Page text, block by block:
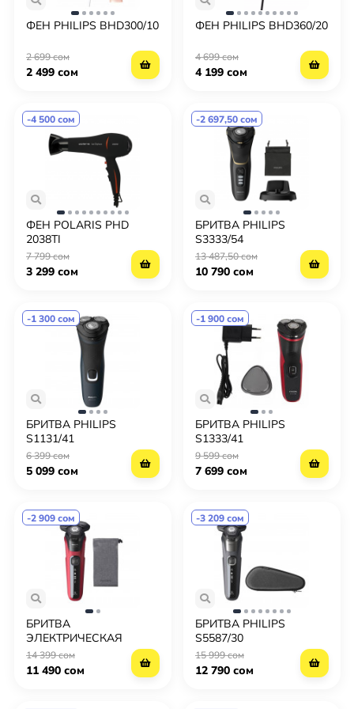
ФЕН PHILIPS BHD300/10
2 699 сом
2 499 сом
ФЕН PHILIPS BHD360/20
4 699 сом
4 199 сом
-4 500 сом
ФЕН POLARIS PHD
2038TI
7 799 сом
3 299 сом
-2 697,50 сом
БРИТВА PHILIPS
S3333/54
13 487,50 сом
10 790 сом
-1 300 сом
БРИТВА PHILIPS
S1131/41
6 399 сом
5 099 сом
-1 900 сом
БРИТВА PHILIPS
S1333/41
9 599 сом
7 699 сом
-2 909 сом
БРИТВА
ЭЛЕКТРИЧЕСКАЯ
PHILIPS S5583/10
14 399 сом
11 490 сом
-3 209 сом
БРИТВА PHILIPS
S5587/30
15 999 сом
12 790 сом